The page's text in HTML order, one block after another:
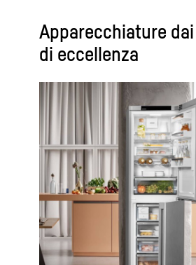
Apparecchiature
di eccellenza